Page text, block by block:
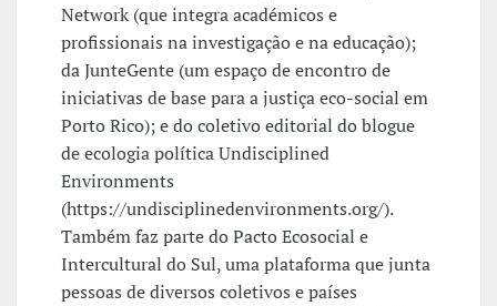
Network (que integra académicos e
profissionais na investigação e na educação);
da JunteGente (um espaço de encontro de
iniciativas de base para a justiça eco-social em
Porto Rico); e do coletivo editorial do blogue
de ecologia política Undisciplined
Environments
(https://undisciplinedenvironments.org/).
Também faz parte do Pacto Ecosocial e
Intercultural do Sul, uma plataforma que junta
pessoas de diversos coletivos e países